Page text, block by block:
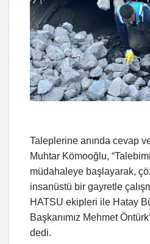
Taleplerine anında cevap
Muhtar Kömooğlu,
müdahaleye başlayarak,
insanüstü bir gayretle
HATSU ekipleri ile Hatay
Başkanımız Mehmet
dedi.